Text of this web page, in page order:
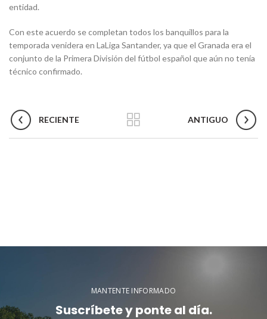
entidad.
Con este acuerdo se completan todos los banquillos para la
temporada venidera en LaLiga Santander, ya que el Granada era el
conjunto de la Primera División del fútbol español que aún no tenía
técnico confirmado.
RECIENTE ANTIGUO
MANTENTE INFORMADO
Suscríbete y ponte al día.